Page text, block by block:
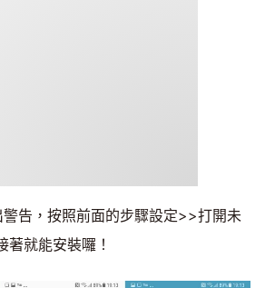
告，按照前面的步驟設定>>打開未
就能安裝囉！